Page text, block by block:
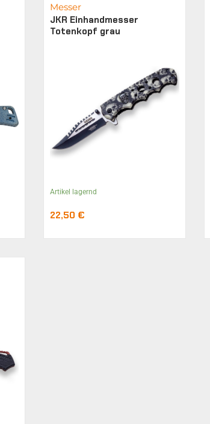
Messer
JKR Einhandmesser
Totenkopf grau
Artikel lagernd
22,50 €